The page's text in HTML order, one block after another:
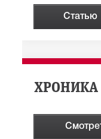
Статью
ХРОНИКА